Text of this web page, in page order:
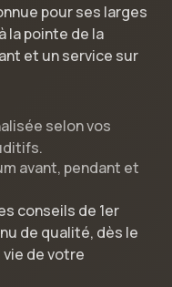
pour ses larges
la pointe de la
et un service sur
selon vos
avant, pendant et
conseils de 1er
de qualité, dès le
de votre